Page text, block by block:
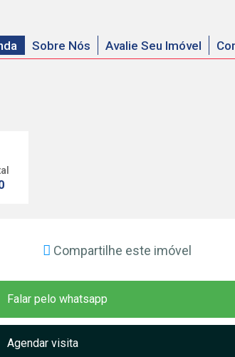
Sobre Nós Avalie Seu Imóvel
Compartilhe este imóvel
Falar pelo whatsapp
Agendar visita